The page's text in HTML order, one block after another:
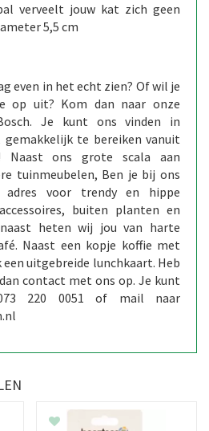
verveelt jouw kat zich geen
5,5 cm
even in het echt zien? Of wil je
op uit? Kom dan naar onze
Je kunt ons vinden in
gemakkelijk te bereiken vanuit
Naast ons grote scala aan
tuinmeubelen, Ben je bij ons
voor trendy en hippe
buiten planten en
heten wij jou van harte
Naast een kopje koffie met
uitgebreide lunchkaart. Heb
contact met ons op. Je kunt
220 0051 of mail naar